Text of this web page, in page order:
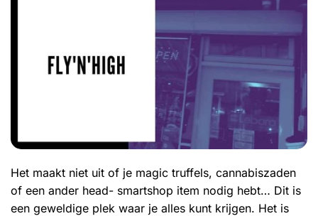
Het maakt niet uit of je magic truffels, cannabiszaden
of een ander head- smartshop item nodig hebt… Dit is
een geweldige plek waar je alles kunt krijgen. Het is